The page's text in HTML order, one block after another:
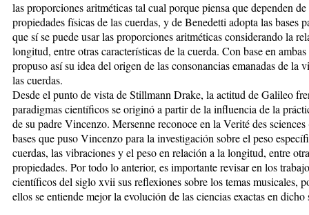
las proporciones aritméticas tal cual porque piensa que dependen de
propiedades físicas de las cuerdas, y de Benedetti adopta las bases
que sí se puede usar las proporciones aritméticas considerando la
longitud, entre otras características de la cuerda. Con base en ambas
propuso así su idea del origen de las consonancias emanadas de la
las cuerdas.
Desde el punto de vista de Stillmann Drake, la actitud de Galileo
paradigmas científicos se originó a partir de la influencia de la
de su padre Vincenzo. Mersenne reconoce en la Verité des
bases que puso Vincenzo para la investigación sobre el peso
cuerdas, las vibraciones y el peso en relación a la longitud, entre
propiedades. Por todo lo anterior, es importante revisar en los
científicos del siglo xvii sus reflexiones sobre los temas musicales,
ellos se entiende mejor la evolución de las ciencias exactas en dicho